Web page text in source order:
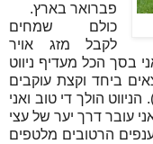
פברואר בארץ.
כולם שמחים
לקבל מזג אויר
בסך הכל מעדיף ניווט
ביחד וקצת עוקבים
הולך די טוב ואני
עובר דרך יער של עצי
הרטובים מלטפים